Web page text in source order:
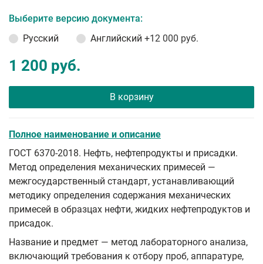
Выберите версию документа:
Русский
Английский +12 000 руб.
1 200 руб.
В корзину
Полное наименование и описание
ГОСТ 6370-2018. Нефть, нефтепродукты и присадки.
Метод определения механических примесей —
межгосударственный стандарт, устанавливающий
методику определения содержания механических
примесей в образцах нефти, жидких нефтепродуктов и
присадок.
Название и предмет — метод лабораторного анализа,
включающий требования к отбору проб, аппаратуре,